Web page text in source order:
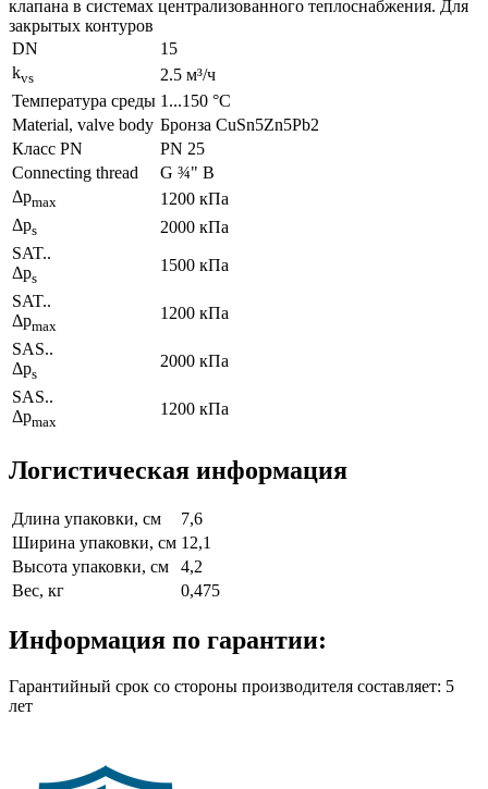
клапана в системах централизованного теплоснабжения. Для
закрытых контуров
DN
15
kvs
2.5 м³/ч
Температура среды 1...150 °C
Material, valve body Бронза CuSn5Zn5Pb2
Класс PN
PN 25
Connecting thread
G ¾" B
Δpmax
1200 кПа
Δps
2000 кПа
SAT..
Δps
1500 кПа
SAT..
Δpmax
1200 кПа
SAS..
Δps
2000 кПа
SAS..
Δpmax
1200 кПа
Логистическая информация
Длина упаковки, см
7,6
Ширина упаковки, см 12,1
Высота упаковки, см
4,2
Вес, кг
0,475
Информация по гарантии:
Гарантийный срок со стороны производителя составляет: 5
лет